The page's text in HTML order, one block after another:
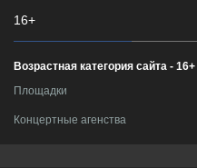
16+
Возрастная категория сайта -
Площадки
Концертные агенства